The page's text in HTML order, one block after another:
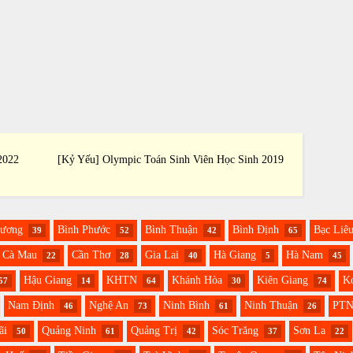
[Kỷ Yếu] Olympic Toán Sinh Viên Học Sinh 2019
39 Bình Phước 52 Bình Thuận 42 Bình Định 65 Bạc Liêu
Cà Mau 22 Cần Thơ 28 Gia Lai 40 Hà Giang 5 Hà Nam 45
Hậu Giang 14 KHTN 64 Khánh Hòa 30 Kiên Giang 74
Nam Định 46 Nghệ An 73 Ninh Bình 61 Ninh Thuận 26
50 Quảng Ninh 61 Quảng Trị 42 Sóc Trăng 37 Sơn La 22